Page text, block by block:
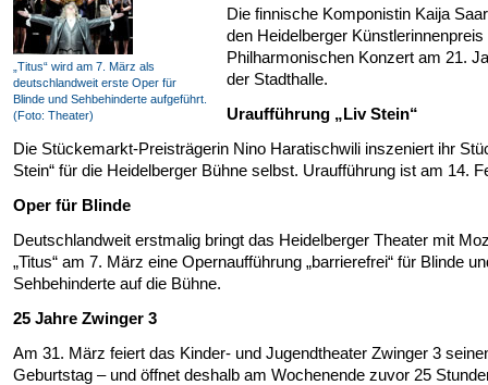
„Titus“ wird am 7. März als
deutschlandweit erste Oper für
Blinde und Sehbehinderte aufgeführt.
(Foto: Theater)
Die finnische Komponistin Kaija
den Heidelberger Künstlerinnenpreis
Philharmonischen Konzert am 21.
der Stadthalle.
Uraufführung „Liv Stein“
Die Stückemarkt-Preisträgerin Nino Haratischwili inszeniert ihr
Stein“ für die Heidelberger Bühne selbst. Uraufführung ist am 14.
Oper für Blinde
Deutschlandweit erstmalig bringt das Heidelberger Theater mit
„Titus“ am 7. März eine Opernaufführung „barrierefrei“ für Blinde
Sehbehinderte auf die Bühne.
25 Jahre Zwinger 3
Am 31. März feiert das Kinder- und Jugendtheater Zwinger 3
Geburtstag – und öffnet deshalb am Wochenende zuvor 25